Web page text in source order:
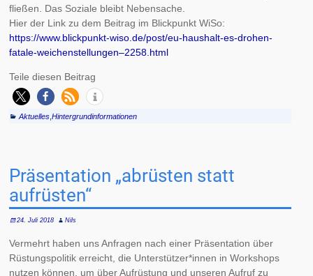
fließen. Das Soziale bleibt Nebensache.
Hier der Link zu dem Beitrag im Blickpunkt WiSo:
https://www.blickpunkt-wiso.de/post/eu-haushalt-es-drohen-
fatale-weichenstellungen–2258.html
Teile diesen Beitrag
Aktuelles, Hintergrundinformationen
Präsentation „abrüsten statt
aufrüsten“
24. Juli 2018 Nils
Vermehrt haben uns Anfragen nach einer Präsentation über
Rüstungspolitik erreicht, die Unterstützer*innen in Workshops
nutzen können, um über Aufrüstung und unseren Aufruf zu